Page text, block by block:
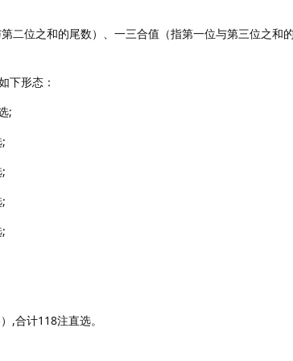
二位之和的尾数）、一三合值（指第一位与第三位之和
下形态：
;
合计118注直选。